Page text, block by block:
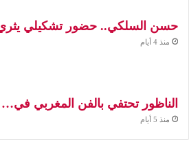
حسن السلكي.. حضور تشكيلي
منذ 4 أيام
الناظور تحتفي بالفن المغربي في…
منذ 5 أيام